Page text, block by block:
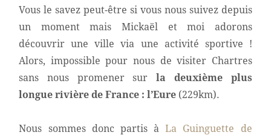
Vous le savez peut-être si vous nous suivez depuis
un moment mais Mickaël et moi adorons
découvrir une ville via une activité sportive !
Alors, impossible pour nous de visiter Chartres
sans nous promener surla deuxième plus
longue rivière de France : l’Eure (229km).
Nous sommes donc partis àLa Guinguette de